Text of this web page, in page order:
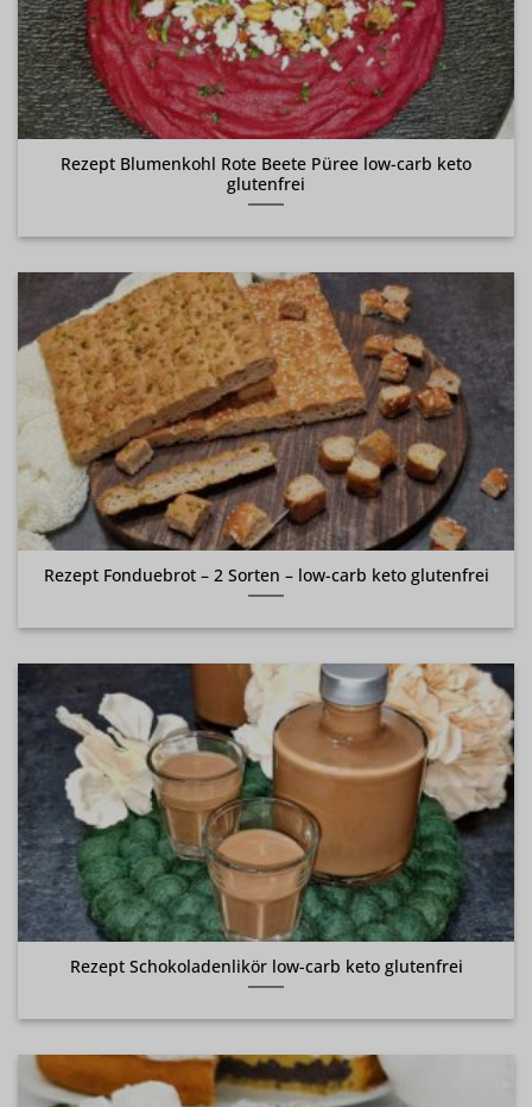
Rezept Blumenkohl Rote Beete Püree low-carb keto
glutenfrei
Rezept Fonduebrot – 2 Sorten – low-carb keto glutenfrei
Rezept Schokoladenlikör low-carb keto glutenfrei